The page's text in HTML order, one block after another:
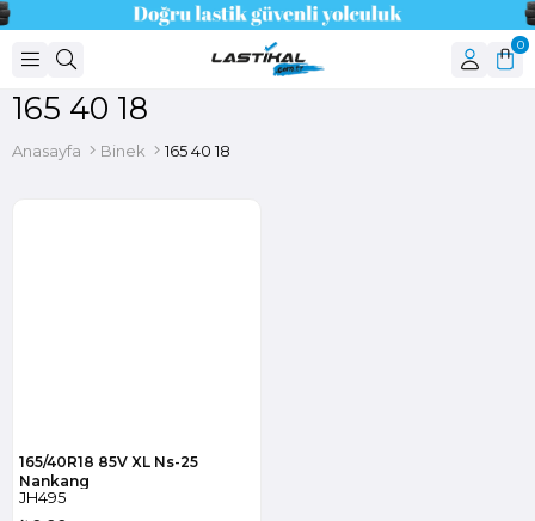
0
165 40 18
Anasayfa Binek 165 40 18
165/40R18 85V XL Ns-25
Nankang
JH495